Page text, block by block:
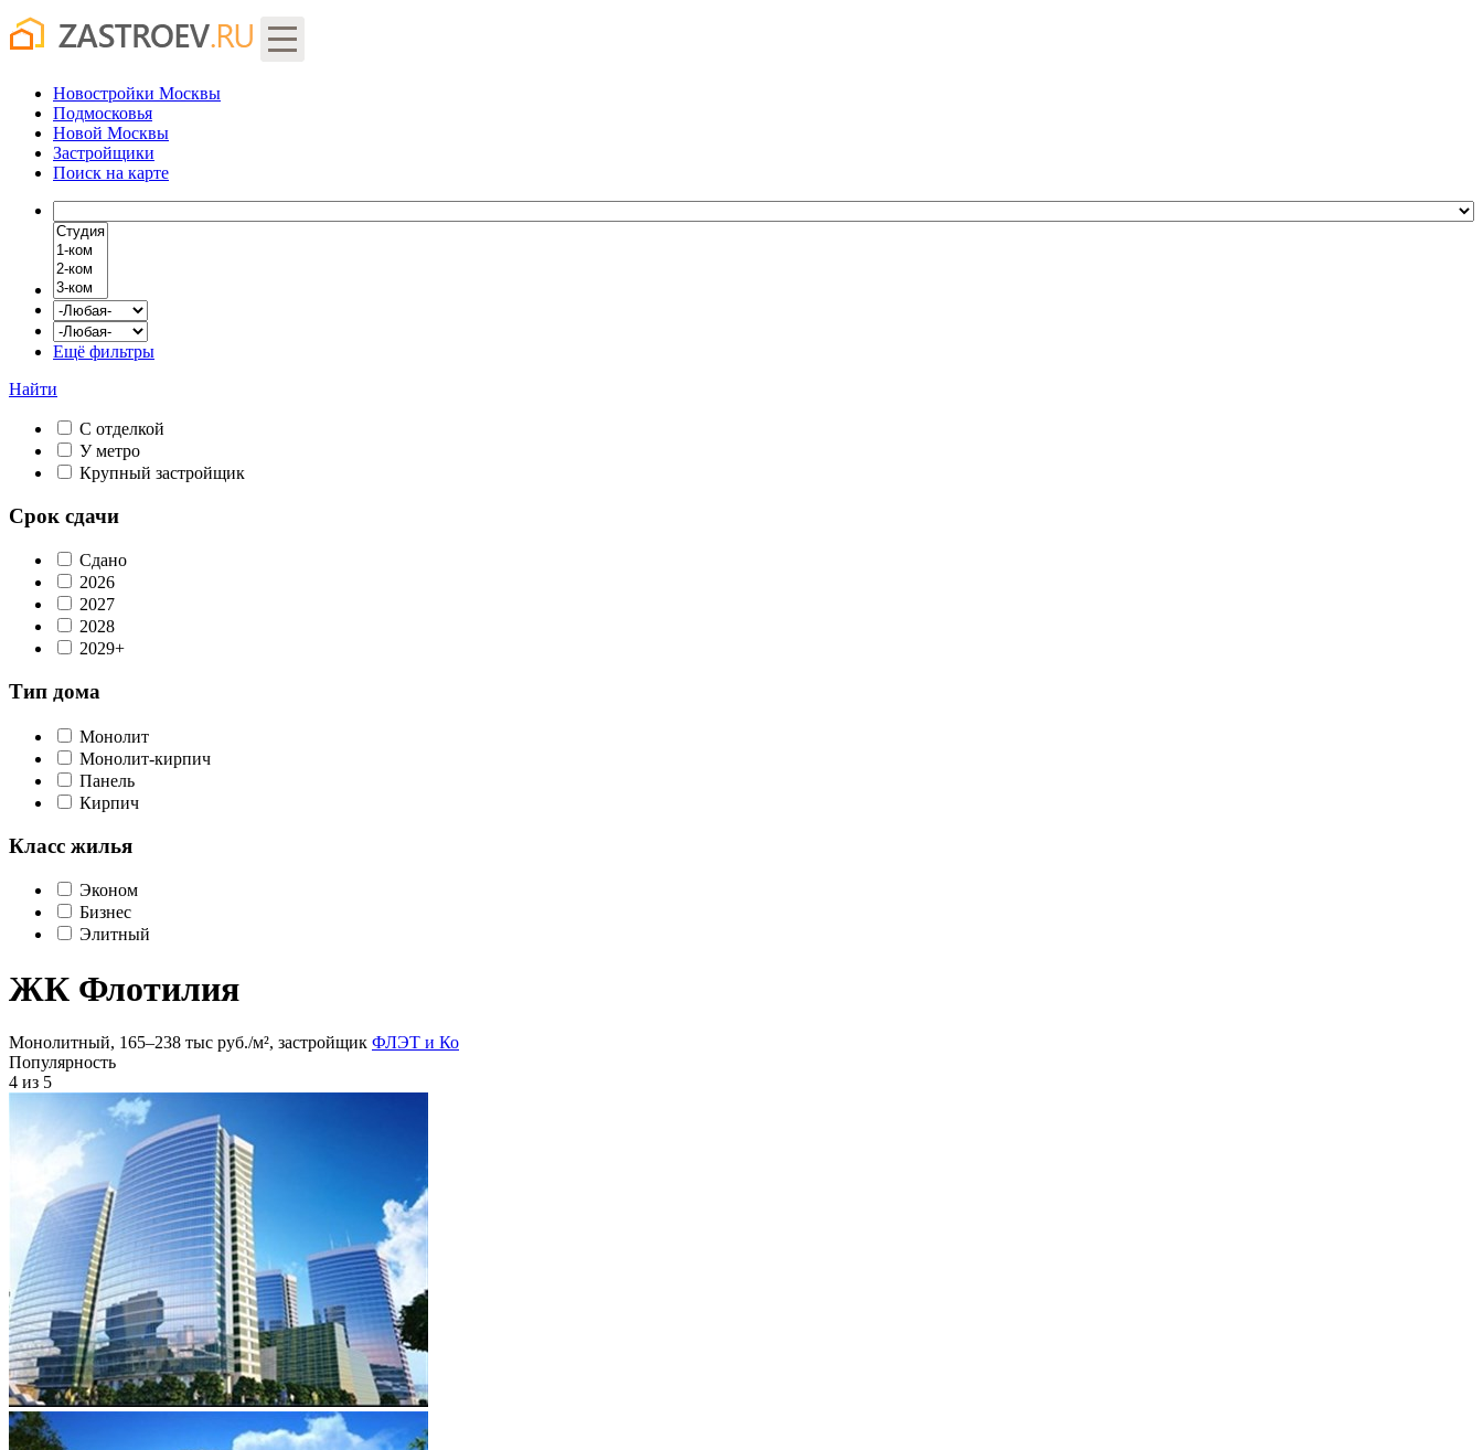
Новостройки Москвы
Подмосковья
Новой Москвы
Застройщики
Поиск на карте
Ещё фильтры
Найти
С отделкой
У метро
Крупный застройщик
Срок сдачи
Сдано
2026
2027
2028
2029+
Тип дома
Монолит
Монолит-кирпич
Панель
Кирпич
Класс жилья
Эконом
Бизнес
Элитный
ЖК Флотилия
Монолитный, 165‒238 тыс руб./м², застройщик ФЛЭТ и Ко
Популярность
4 из 5